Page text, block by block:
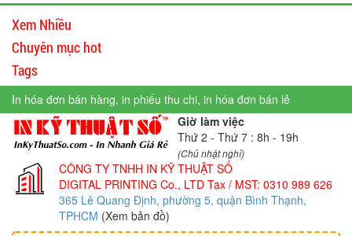
Xem Nhiều
Chuyên mục hot
Tags
In hóa đơn bán hàng, in phiếu thu chi, in hóa đơn bán lẻ
Giờ làm việc
Thứ 2 - Thứ 7 : 8h - 19h
(Chủ nhật nghỉ)
CÔNG TY TNHH IN KỸ THUẬT SỐ
DIGITAL PRINTING Co., LTD Tax / MST: 0310 989 626
365 Lê Quang Định, phường 5, quận Bình Thạnh,
TPHCM (Xem bản đồ)